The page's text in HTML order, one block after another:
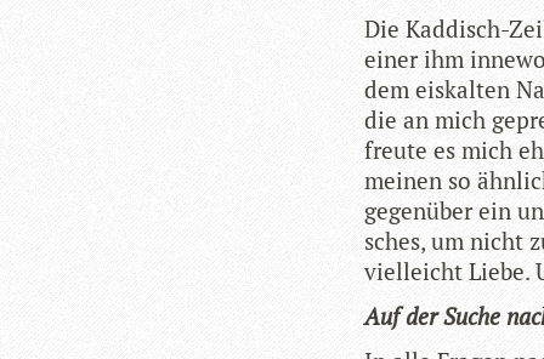
Die Kad­disch-
einer ihm
dem eis­kal­ten
die an mich
freute es mich
mei­nen so
gegen­über ein
sches, um nicht
viel­leicht Liebe.
Auf der Suche